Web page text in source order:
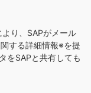
り、SAPがメール
する詳細情報※を提
をSAPと共有しても